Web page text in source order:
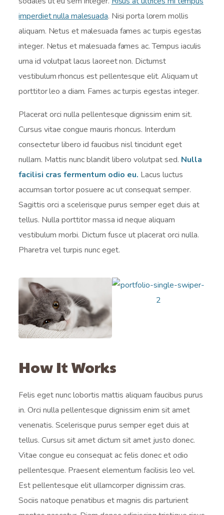
imperdiet nulla malesuada. Nisi porta lorem mollis
aliquam. Netus et malesuada fames ac turpis egestas
integer. Netus et malesuada fames ac. Tempus iaculis
urna id volutpat lacus laoreet non. Dictumst
vestibulum rhoncus est pellentesque elit. Aliquam ut
porttitor leo a diam. Fames ac turpis egestas integer.
Placerat orci nulla pellentesque dignissim enim sit.
Cursus vitae congue mauris rhoncus. Interdum
consectetur libero id faucibus nisl tincidunt eget
nullam. Mattis nunc blandit libero volutpat sed. Nulla
facilisi cras fermentum odio eu. Lacus luctus
accumsan tortor posuere ac ut consequat semper.
Sagittis orci a scelerisque purus semper eget duis at
tellus. Nulla porttitor massa id neque aliquam
vestibulum morbi. Dictum fusce ut placerat orci nulla.
Pharetra vel turpis nunc eget.
How It Works
Felis eget nunc lobortis mattis aliquam faucibus purus
in. Orci nulla pellentesque dignissim enim sit amet
venenatis. Scelerisque purus semper eget duis at
tellus. Cursus sit amet dictum sit amet justo donec.
Vitae congue eu consequat ac felis donec et odio
pellentesque. Praesent elementum facilisis leo vel.
Est pellentesque elit ullamcorper dignissim cras.
Sociis natoque penatibus et magnis dis parturient